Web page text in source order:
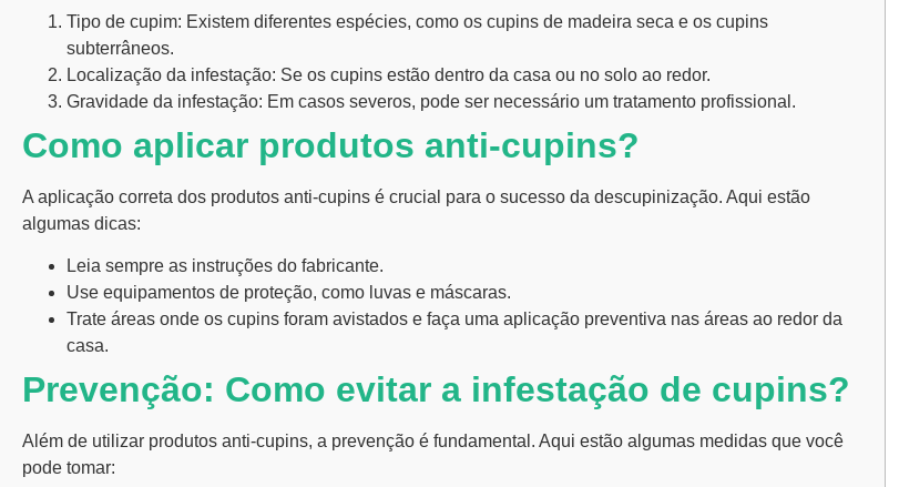
Tipo de cupim: Existem diferentes espécies, como os cupins de madeira seca e os cupins
subterrâneos.
Localização da infestação: Se os cupins estão dentro da casa ou no solo ao redor.
Gravidade da infestação: Em casos severos, pode ser necessário um tratamento profissional.
Como aplicar produtos anti-cupins?
A aplicação correta dos produtos anti-cupins é crucial para o sucesso da descupinização. Aqui estão
algumas dicas:
Leia sempre as instruções do fabricante.
Use equipamentos de proteção, como luvas e máscaras.
Trate áreas onde os cupins foram avistados e faça uma aplicação preventiva nas áreas ao redor da
casa.
Prevenção: Como evitar a infestação de cupins?
Além de utilizar produtos anti-cupins, a prevenção é fundamental. Aqui estão algumas medidas que você
pode tomar: